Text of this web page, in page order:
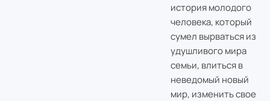
история молодого
человека, который
сумел вырваться из
удушливого мира
семьи, влиться в
неведомый новый
мир, изменить свое